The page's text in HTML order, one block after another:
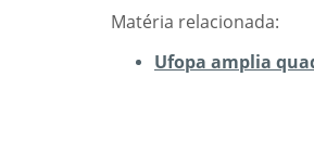
Matéria relacionada:
Ufopa amplia